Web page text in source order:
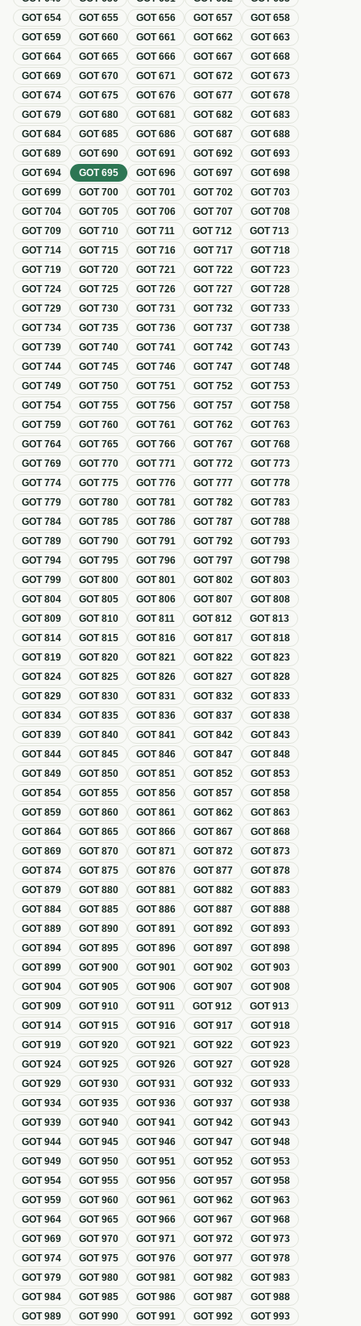
GOT654 GOT655 GOT656 GOT657 GOT658
GOT659 GOT660 GOT661 GOT662 GOT663
GOT664 GOT665 GOT666 GOT667 GOT668
GOT669 GOT670 GOT671 GOT672 GOT673
GOT674 GOT675 GOT676 GOT677 GOT678
GOT679 GOT680 GOT681 GOT682 GOT683
GOT684 GOT685 GOT686 GOT687 GOT688
GOT689 GOT690 GOT691 GOT692 GOT693
GOT694 GOT695 GOT696 GOT697 GOT698
GOT699 GOT700 GOT701 GOT702 GOT703
GOT704 GOT705 GOT706 GOT707 GOT708
GOT709 GOT710 GOT711 GOT712 GOT713
GOT714 GOT715 GOT716 GOT717 GOT718
GOT719 GOT720 GOT721 GOT722 GOT723
GOT724 GOT725 GOT726 GOT727 GOT728
GOT729 GOT730 GOT731 GOT732 GOT733
GOT734 GOT735 GOT736 GOT737 GOT738
GOT739 GOT740 GOT741 GOT742 GOT743
GOT744 GOT745 GOT746 GOT747 GOT748
GOT749 GOT750 GOT751 GOT752 GOT753
GOT754 GOT755 GOT756 GOT757 GOT758
GOT759 GOT760 GOT761 GOT762 GOT763
GOT764 GOT765 GOT766 GOT767 GOT768
GOT769 GOT770 GOT771 GOT772 GOT773
GOT774 GOT775 GOT776 GOT777 GOT778
GOT779 GOT780 GOT781 GOT782 GOT783
GOT784 GOT785 GOT786 GOT787 GOT788
GOT789 GOT790 GOT791 GOT792 GOT793
GOT794 GOT795 GOT796 GOT797 GOT798
GOT799 GOT800 GOT801 GOT802 GOT803
GOT804 GOT805 GOT806 GOT807 GOT808
GOT809 GOT810 GOT811 GOT812 GOT813
GOT814 GOT815 GOT816 GOT817 GOT818
GOT819 GOT820 GOT821 GOT822 GOT823
GOT824 GOT825 GOT826 GOT827 GOT828
GOT829 GOT830 GOT831 GOT832 GOT833
GOT834 GOT835 GOT836 GOT837 GOT838
GOT839 GOT840 GOT841 GOT842 GOT843
GOT844 GOT845 GOT846 GOT847 GOT848
GOT849 GOT850 GOT851 GOT852 GOT853
GOT854 GOT855 GOT856 GOT857 GOT858
GOT859 GOT860 GOT861 GOT862 GOT863
GOT864 GOT865 GOT866 GOT867 GOT868
GOT869 GOT870 GOT871 GOT872 GOT873
GOT874 GOT875 GOT876 GOT877 GOT878
GOT879 GOT880 GOT881 GOT882 GOT883
GOT884 GOT885 GOT886 GOT887 GOT888
GOT889 GOT890 GOT891 GOT892 GOT893
GOT894 GOT895 GOT896 GOT897 GOT898
GOT899 GOT900 GOT901 GOT902 GOT903
GOT904 GOT905 GOT906 GOT907 GOT908
GOT909 GOT910 GOT911 GOT912 GOT913
GOT914 GOT915 GOT916 GOT917 GOT918
GOT919 GOT920 GOT921 GOT922 GOT923
GOT924 GOT925 GOT926 GOT927 GOT928
GOT929 GOT930 GOT931 GOT932 GOT933
GOT934 GOT935 GOT936 GOT937 GOT938
GOT939 GOT940 GOT941 GOT942 GOT943
GOT944 GOT945 GOT946 GOT947 GOT948
GOT949 GOT950 GOT951 GOT952 GOT953
GOT954 GOT955 GOT956 GOT957 GOT958
GOT959 GOT960 GOT961 GOT962 GOT963
GOT964 GOT965 GOT966 GOT967 GOT968
GOT969 GOT970 GOT971 GOT972 GOT973
GOT974 GOT975 GOT976 GOT977 GOT978
GOT979 GOT980 GOT981 GOT982 GOT983
GOT984 GOT985 GOT986 GOT987 GOT988
GOT989 GOT990 GOT991 GOT992 GOT993